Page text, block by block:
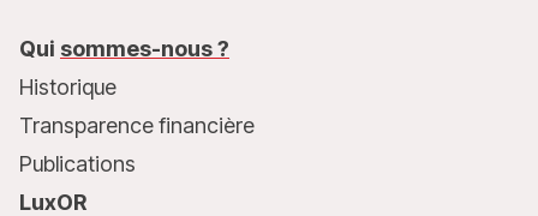
Qui sommes-nous ?
Historique
Transparence financière
Publications
LuxOR